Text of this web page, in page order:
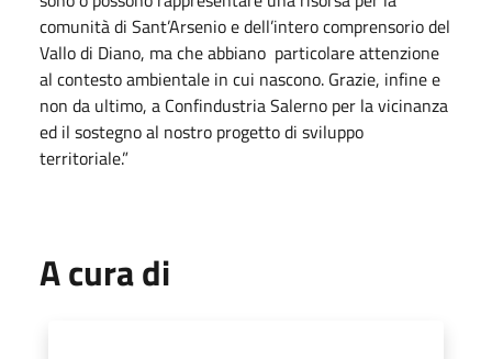
comunità di Sant’Arsenio e dell’intero comprensorio del
Vallo di Diano, ma che abbiano particolare attenzione
al contesto ambientale in cui nascono. Grazie, infine e
non da ultimo, a Confindustria Salerno per la vicinanza
ed il sostegno al nostro progetto di sviluppo
territoriale.”
A cura di